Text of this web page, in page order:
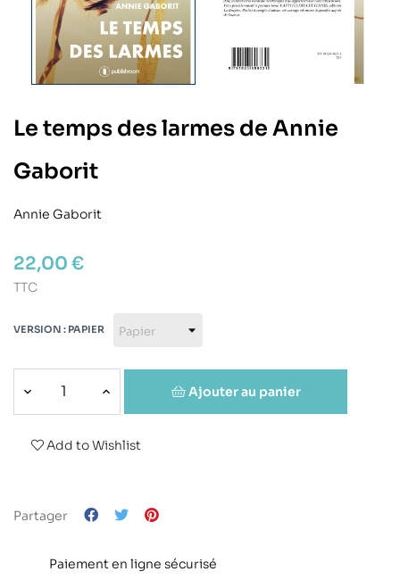
Le temps des larmes de Annie
Gaborit
Annie Gaborit
22,00 €
TTC
VERSION : PAPIER
Ajouter au panier
Add to Wishlist
Partager
Paiement en ligne sécurisé